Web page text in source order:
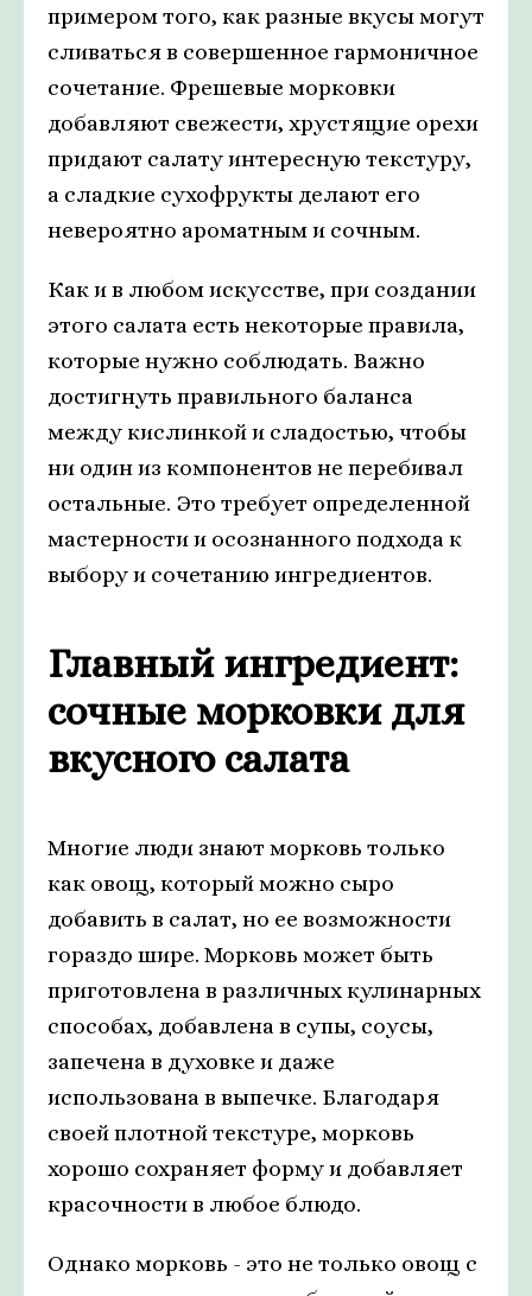
примером того, как разные вкусы могут
сливаться в совершенное гармоничное
сочетание. Фрешевые морковки
добавляют свежести, хрустящие орехи
придают салату интересную текстуру,
а сладкие сухофрукты делают его
невероятно ароматным и сочным.
Как и в любом искусстве, при создании
этого салата есть некоторые правила,
которые нужно соблюдать. Важно
достигнуть правильного баланса
между кислинкой и сладостью, чтобы
ни один из компонентов не перебивал
остальные. Это требует определенной
мастерности и осознанного подхода к
выбору и сочетанию ингредиентов.
Главный ингредиент:
сочные морковки для
вкусного салата
Многие люди знают морковь только
как овощ, который можно сыро
добавить в салат, но ее возможности
гораздо шире. Морковь может быть
приготовлена в различных кулинарных
способах, добавлена в супы, соусы,
запечена в духовке и даже
использована в выпечке. Благодаря
своей плотной текстуре, морковь
хорошо сохраняет форму и добавляет
красочности в любое блюдо.
Однако морковь - это не только овощ с